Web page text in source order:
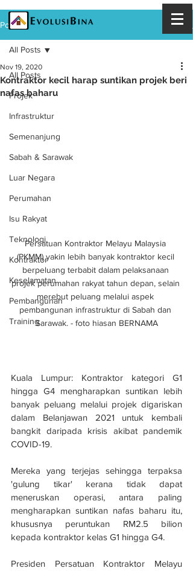
Post
All Posts
Projek
Infrastruktur
Semenanjung
Sabah & Sarawak
Luar Negara
Perumahan
Isu Rakyat
Teknologi
Kontraktor
Keselamatan
Pembangunan
Training
All Posts
Kontraktor kecil harap suntikan projek beri
nafas baharu
Nov 19, 2020
Persatuan Kontraktor Melayu Malaysia
(PKMM) yakin lebih banyak kontraktor kecil
berpeluang terbabit dalam pelaksanaan
projek perumahan rakyat tahun depan, selain
merebut peluang melalui aspek
pembangunan infrastruktur di Sabah dan
Sarawak. - foto hiasan BERNAMA
Kuala Lumpur: Kontraktor kategori G1
hingga G4 mengharapkan suntikan lebih
banyak peluang melalui projek digariskan
dalam Belanjawan 2021 untuk kembali
bangkit daripada krisis akibat pandemik
COVID-19.
Mereka yang terjejas sehingga terpaksa
'gulung tikar' kerana tidak dapat
meneruskan operasi, antara paling
mengharapkan suntikan nafas baharu itu,
khususnya peruntukan RM2.5 bilion
kepada kontraktor kelas G1 hingga G4.
Presiden Persatuan Kontraktor Melayu